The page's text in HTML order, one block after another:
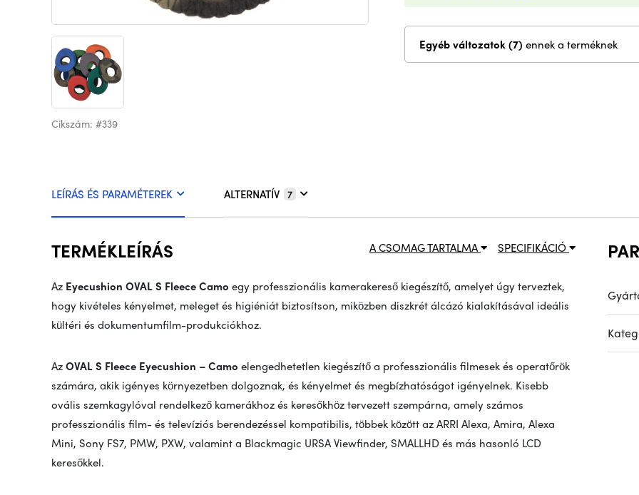
Cikszám: #339
Egyéb változatok (7) ennek a terméknek
LEÍRÁS ÉS PARAMÉTEREK ALTERNATÍV 7
SPECIFIKÁCIÓ
A CSOMAG TARTALMA
TERMÉKLEÍRÁS
Az Eyecushion OVAL S Fleece Camo egy professzionális kamerakereső kiegészítő, amelyet úgy terveztek,
hogy kivételes kényelmet, meleget és higiéniát biztosítson, miközben diszkrét álcázó kialakításával ideális
kültéri és dokumentumfilm-produkciókhoz.
AzOVAL S Fleece Eyecushion – Camo elengedhetetlen kiegészítő a professzionális filmesek és operatőrök
számára, akik igényes környezetben dolgoznak, és kényelmet és megbízhatóságot igényelnek. Kisebb
ovális szemkagylóval rendelkező kamerákhoz és keresőkhöz tervezett szempárna, amely számos
professzionális film- és televíziós berendezéssel kompatibilis, többek között az ARRI Alexa, Amira, Alexa
Mini, Sony FS7, PMW, PXW, valamint a Blackmagic URSA Viewfinder, SMALLHD és más hasonló LCD
keresőkkel.